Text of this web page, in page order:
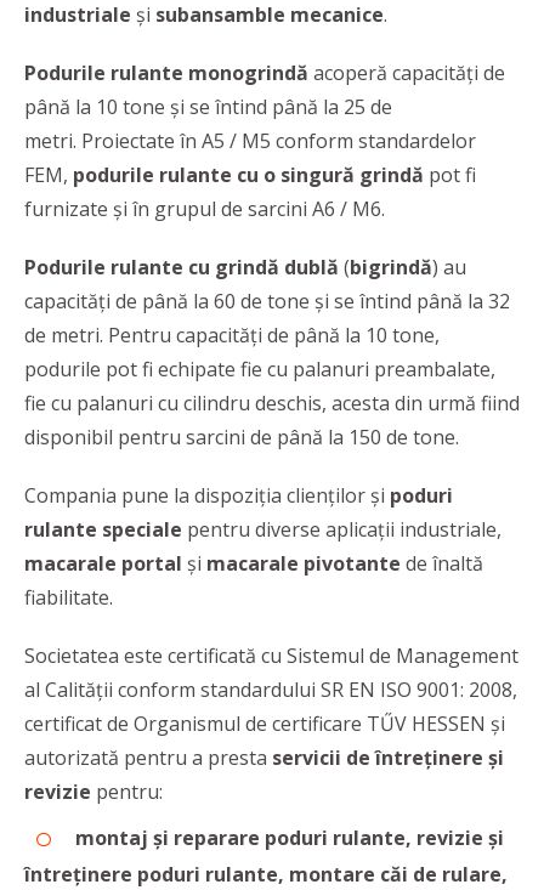
industriale și subansamble mecanice.
Podurile rulante monogrindă acoperă capacități de
până la 10 tone și se întind până la 25 de
metri. Proiectate în A5 / M5 conform standardelor
FEM, podurile rulante cu o singură grindă pot fi
furnizate și în grupul de sarcini A6 / M6.
Podurile rulante cu grindă dublă (bigrindă) au
capacități de până la 60 de tone și se întind până la 32
de metri. Pentru capacități de până la 10 tone,
podurile pot fi echipate fie cu palanuri preambalate,
fie cu palanuri cu cilindru deschis, acesta din urmă fiind
disponibil pentru sarcini de până la 150 de tone.
Compania pune la dispoziția clienților și poduri
rulante speciale pentru diverse aplicații industriale,
macarale portal și macarale pivotante de înaltă
fiabilitate.
Societatea este certificată cu Sistemul de Management
al Calității conform standardului SR EN ISO 9001: 2008,
certificat de Organismul de certificare TŰV HESSEN și
autorizată pentru a presta servicii de întreținere și
revizie pentru:
montaj și reparare poduri rulante, revizie și
întreţinere poduri rulante, montare căi de rulare,